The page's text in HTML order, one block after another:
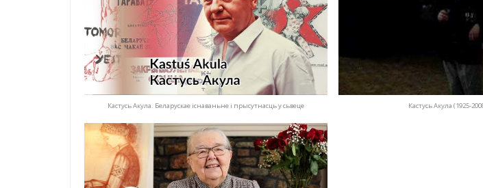
Кастусь Акула. ​​Беларускае існаваньне і прысутнасць у сьвеце Кастусь Акула (1925-